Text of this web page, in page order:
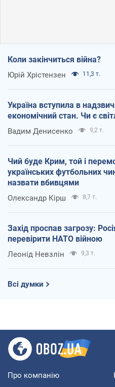
Коли закінчиться війна?
Юрій Хрістензен 11,3 т.
Україна вступила в
економічний стан. Чи є
Вадим Денисенко 9,2 т.
Чий буде Крим, той і
українських футбольних
назвати вбивцями
Олександр Кірш 8,7 т.
Захід проспав загрозу:
перевірити НАТО війною
Леонід Невзлін 9,3 т.
Всі думки
Про компанію